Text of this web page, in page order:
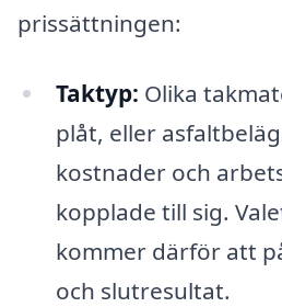
prissättningen:
Taktyp: Olika
plåt, eller
kostnader och
kopplade till sig.
kommer därför att
och slutresultat.